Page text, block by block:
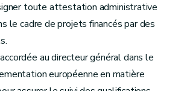
toute attestation administrative
le cadre de projets financés par des
au directeur général dans le
européenne en matière